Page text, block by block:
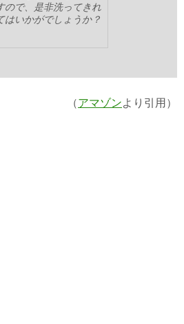
ので、是非洗ってきれ
はいかがでしょうか？
（アマゾン より引用）